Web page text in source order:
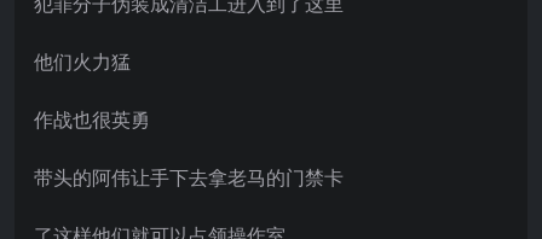
他们火力猛
作战也很英勇
带头的阿伟让手下去拿老马的门禁卡